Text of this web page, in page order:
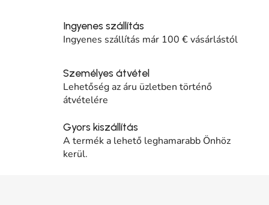
Ingyenes szállítás
Ingyenes szállítás már 100 € vásárlástól
Személyes átvétel
Lehetőség az áru üzletben történő
átvételére
Gyors kiszállítás
A termék a lehető leghamarabb Önhöz
kerül.